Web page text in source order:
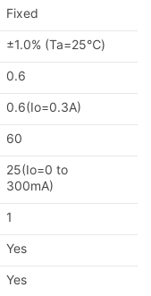
Fixed
±1.0% (Ta=25℃)
0.6
0.6(Io=0.3A)
60
25(Io=0 to
300mA)
1
Yes
Yes